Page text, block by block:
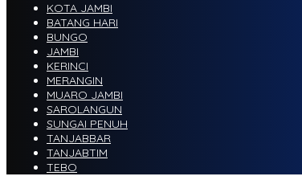
KOTA JAMBI
BATANG HARI
BUNGO
JAMBI
KERINCI
MERANGIN
MUARO JAMBI
SAROLANGUN
SUNGAI PENUH
TANJABBAR
TANJABTIM
TEBO